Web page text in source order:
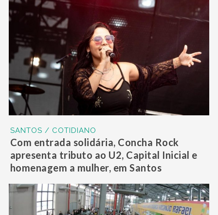
SANTOS / COTIDIANO
Com entrada solidária, Concha Rock
apresenta tributo ao U2, Capital Inicial e
homenagem a mulher, em Santos